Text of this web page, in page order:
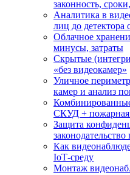
законность,
Аналитика в
лиц до детектора
Облачное
минусы, затраты
Скрытые
«без видеокамер»
Уличное
камер и анализ
СКУД + пожарная
Защита
Как
IoT‑среду
Монтаж